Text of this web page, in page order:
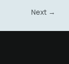
Next →